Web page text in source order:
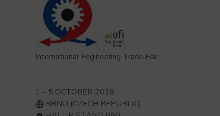
International Engineering Trade Fair
1 – 5 OCTOBER 2018
BRNO (CZECH REPUBLIC)